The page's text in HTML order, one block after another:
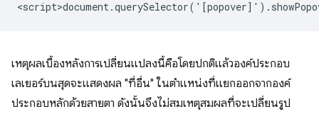
เหตุผลเบื้องหลังการเปลี่ยนแปลงนี้คือโดยปกติแล้วองค์ประกอบ
เลเยอร์บนสุดจะแสดงผล "ที่อื่น" ในตำแหน่งที่แยกออกจากองค์
ประกอบหลักด้วยสายตา ดังนั้นจึงไม่สมเหตุสมผลที่จะเปลี่ยนรูป